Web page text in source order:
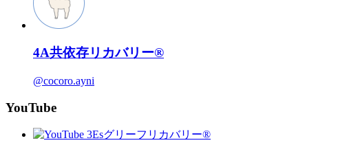
4A共依存リカバリー®
@cocoro.ayni
YouTube